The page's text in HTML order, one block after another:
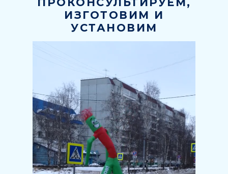
ИЗГОТОВИМ И
УСТАНОВИМ